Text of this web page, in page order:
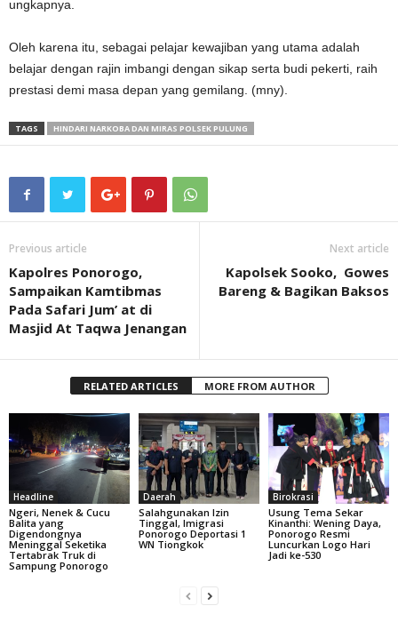
ungkapnya.
Oleh karena itu, sebagai pelajar kewajiban yang utama adalah
belajar dengan rajin imbangi dengan sikap serta budi pekerti, raih
prestasi demi masa depan yang gemilang. (mny).
TAGS HINDARI NARKOBA DAN MIRAS POLSEK PULUNG
Previous article
Kapolres Ponorogo,
Sampaikan Kamtibmas
Pada Safari Jum’ at di
Masjid At Taqwa Jenangan
Next article
Kapolsek Sooko, Gowes
Bareng & Bagikan Baksos
RELATED ARTICLES MORE FROM AUTHOR
Headline
Ngeri, Nenek & Cucu
Balita yang
Digendongnya
Meninggal Seketika
Tertabrak Truk di
Sampung Ponorogo
Daerah
Salahgunakan Izin
Tinggal, Imigrasi
Ponorogo Deportasi 1
WN Tiongkok
Birokrasi
Usung Tema Sekar
Kinanthi: Wening Daya,
Ponorogo Resmi
Luncurkan Logo Hari
Jadi ke-530